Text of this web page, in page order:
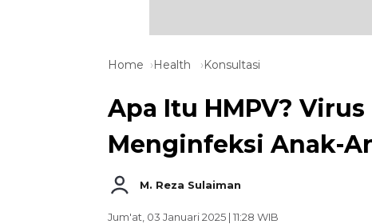
Home Health Konsultasi
Apa Itu HMPV?
Menginfeksi Anak-
M. Reza Sulaiman
Jum'at, 03 Januari 2025 | 11:28 WIB